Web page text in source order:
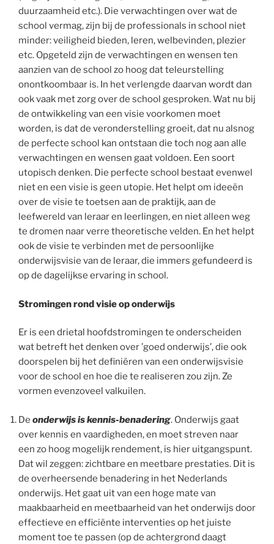
duurzaamheid etc.). Die verwachtingen over wat de
school vermag, zijn bij de professionals in school niet
minder: veiligheid bieden, leren, welbevinden, plezier
etc. Opgeteld zijn de verwachtingen en wensen ten
aanzien van de school zo hoog dat teleurstelling
onontkoombaar is. In het verlengde daarvan wordt dan
ook vaak met zorg over de school gesproken. Wat nu bij
de ontwikkeling van een visie voorkomen moet
worden, is dat de veronderstelling groeit, dat nu alsnog
de perfecte school kan ontstaan die toch nog aan alle
verwachtingen en wensen gaat voldoen. Een soort
utopisch denken. Die perfecte school bestaat evenwel
niet en een visie is geen utopie. Het helpt om ideeën
over de visie te toetsen aan de praktijk, aan de
leefwereld van leraar en leerlingen, en niet alleen weg
te dromen naar verre theoretische velden. En het helpt
ook de visie te verbinden met de persoonlijke
onderwijsvisie van de leraar, die immers gefundeerd is
op de dagelijkse ervaring in school.
Stromingen rond visie op onderwijs
Er is een drietal hoofdstromingen te onderscheiden
wat betreft het denken over ’goed onderwijs’, die ook
doorspelen bij het definiëren van een onderwijsvisie
voor de school en hoe die te realiseren zou zijn. Ze
vormen evenzoveel valkuilen.
De onderwijs is kennis-benadering. Onderwijs gaat
over kennis en vaardigheden, en moet streven naar
een zo hoog mogelijk rendement, is hier uitgangspunt.
Dat wil zeggen: zichtbare en meetbare prestaties. Dit is
de overheersende benadering in het Nederlands
onderwijs. Het gaat uit van een hoge mate van
maakbaarheid en meetbaarheid van het onderwijs door
effectieve en efficiënte interventies op het juiste
moment toe te passen (op de achtergrond daagt